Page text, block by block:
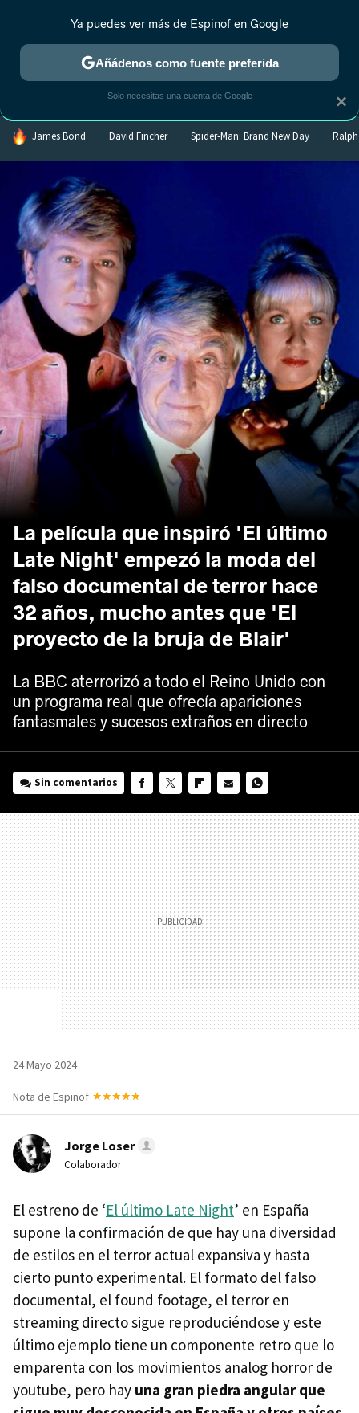
MENÚ NUEVO
ESTRENOS REALITY ANIME RANKINGS CINE
HOY SE HABLA DE
James Bond David Fincher Spider-Man: Brand New Day
La película que inspiró 'El último
Late Night' empezó la moda del
falso documental de terror hace
32 años, mucho antes que 'El
proyecto de la bruja de Blair'
La BBC aterrorizó a todo el Reino Unido con
un programa real que ofrecía apariciones
fantasmales y sucesos extraños en directo
Sin comentarios
MAIL
24 Mayo 2024
Nota de Espinof
Jorge Loser
Colaborador
El estreno de ‘El último Late Night’ en España
supone la confirmación de que hay una diversidad
de estilos en el terror actual expansiva y hasta
cierto punto experimental. El formato del falso
documental, el found footage, el terror en
streaming directo sigue reproduciéndose y este
último ejemplo tiene un componente retro que lo
emparenta con los movimientos analog horror de
youtube, pero hay una gran piedra angular que
×
Ya puedes ver más de Espinof en Google
Añádenos como fuente preferida
Solo necesitas una cuenta de Google